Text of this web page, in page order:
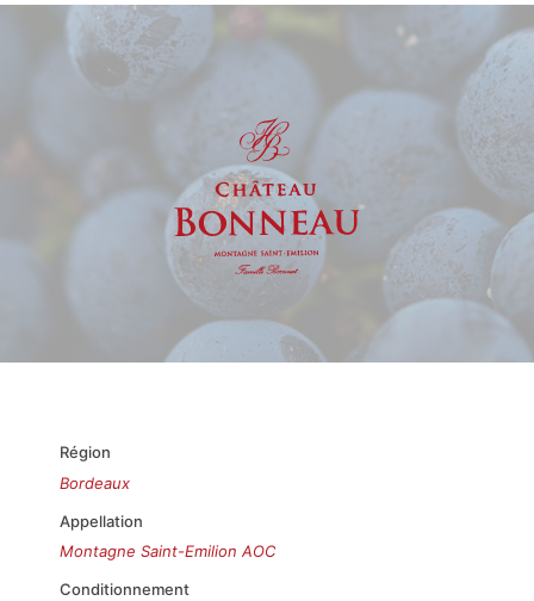
Région
Bordeaux
Appellation
Montagne Saint-Emilion AOC
Conditionnement